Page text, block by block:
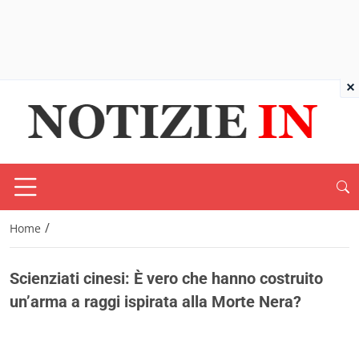
Home /
Scienziati cinesi: È vero che hanno costruito
un’arma a raggi ispirata alla Morte Nera?
×